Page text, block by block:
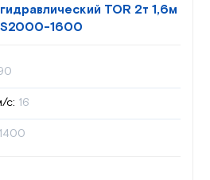
TOR 2т 1,6м
1600
с: 16
1400